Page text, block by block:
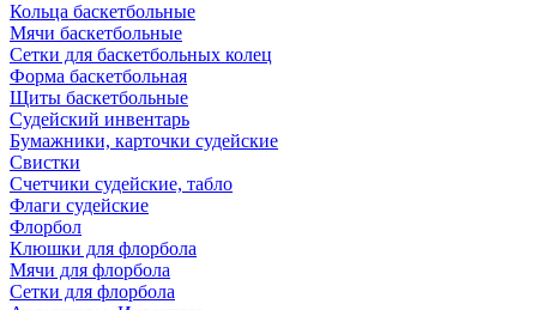
Кольца баскетбольные
Мячи баскетбольные
Сетки для баскетбольных колец
Форма баскетбольная
Щиты баскетбольные
Судейский инвентарь
Бумажники, карточки судейские
Свистки
Счетчики судейские, табло
Флаги судейские
Флорбол
Клюшки для флорбола
Мячи для флорбола
Сетки для флорбола